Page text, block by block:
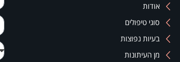
אודות
סוגי טיפולים
בעיות נפוצות
מן העיתונות